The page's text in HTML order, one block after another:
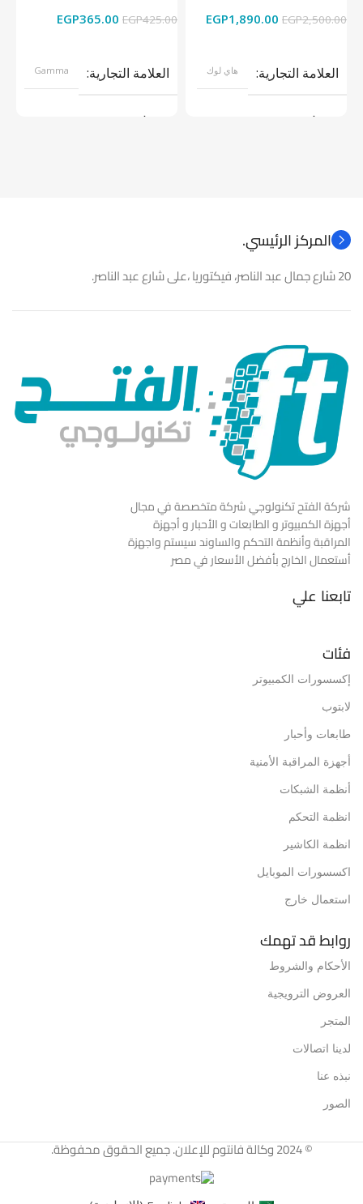
EGP2,500.00
EGP1,890.00
العلامة التجارية هاي لوك
موديل
EGP425.00
EGP365.00
العلامة التجارية Gamma
موديل
المركز الرئيسي.
20 شارع جمال عبد الناصر، فيكتوريا ،على شارع عبد الناصر.
شركة الفتح تكنولوجي شركة متخصصة في مجال
أجهزة الكمبيوتر و الطابعات و الأحبار و أجهزة
المراقبة وأنظمة التحكم والساوند سيستم واجهزة
أستعمال الخارج بأفضل الأسعار في مصر
تابعنا علي
فئات
إكسسورات الكمبيوتر
لابتوب
طابعات وأحبار
أجهزة المراقبة الأمنية
أنظمة الشبكات
انظمة التحكم
انظمة الكاشير
اكسسورات الموبايل
استعمال خارج
روابط قد تهمك
الأحكام والشروط
العروض الترويجية
المتجر
لدينا اتصالات
نبذه عنا
الصور
© 2024 وكالة فانتوم للإعلان. جميع الحقوق محفوظة.